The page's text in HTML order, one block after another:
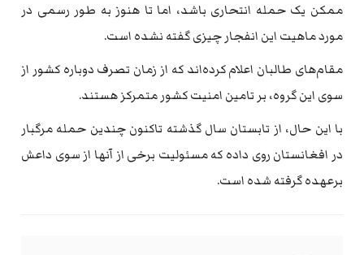
ممکن یک حمله انتحاری باشد، اما تا هنوز به طور رسمی در
مورد ماهیت این انفجار چیزی گفته نشده است.
مقام‌های طالبان اعلام کرده‌اند که از زمان تصرف دوباره کشور از
سوی این گروه، بر تامین امنیت کشور متمرکز هستند.
با این حال، از تابستان سال گذشته تاکنون چندین حمله مرگبار
در افغانستان روی داده که مسئولیت برخی از آنها از سوی داعش
برعهده گرفته شده است.